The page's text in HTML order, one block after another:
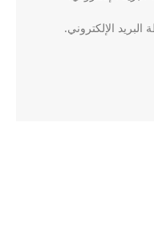
الإلكتروني.